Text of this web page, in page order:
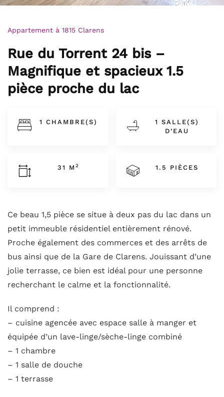
Appartement à 1815 Clarens
Rue du Torrent 24 bis –
Magnifique et spacieux 1.5
pièce proche du lac
1 CHAMBRE(S)
1 SALLE(S)
D’EAU
31 M2 1.5 PIÈCES
Ce beau 1,5 pièce se situe à deux pas du lac dans un
petit immeuble résidentiel entièrement rénové.
Proche également des commerces et des arrêts de
bus ainsi que de la Gare de Clarens. Jouissant d’une
jolie terrasse, ce bien est idéal pour une personne
recherchant le calme et la fonctionnalité.
Il comprend :
– cuisine agencée avec espace salle à manger et
équipée d’un lave-linge/sèche-linge combiné
– 1 chambre
– 1 salle de douche
– 1 terrasse